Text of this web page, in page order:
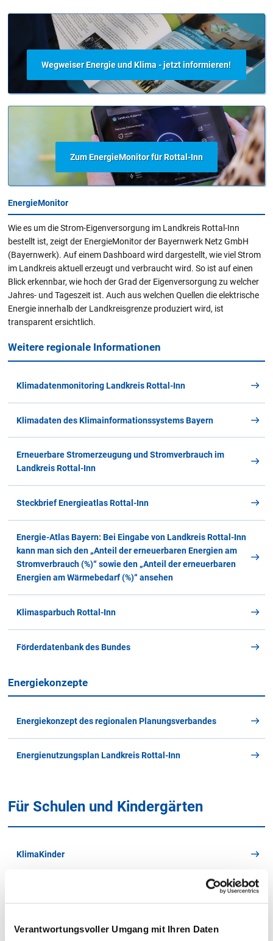
Verantwortungsvoller Umgang mit Ihren Daten
Wegweiser Energie und Klima - jetzt informieren!
Zum EnergieMonitor für Rottal-Inn
EnergieMonitor
Wie es um die Strom-Eigenversorgung im Landkreis Rottal-Inn
bestellt ist, zeigt der EnergieMonitor der Bayernwerk Netz GmbH
(Bayernwerk). Auf einem Dashboard wird dargestellt, wie viel Strom
im Landkreis aktuell erzeugt und verbraucht wird. So ist auf einen
Blick erkennbar, wie hoch der Grad der Eigenversorgung zu welcher
Jahres- und Tageszeit ist. Auch aus welchen Quellen die elektrische
Energie innerhalb der Landkreisgrenze produziert wird, ist
transparent ersichtlich.
Weitere regionale Informationen
Klimadatenmonitoring Landkreis Rottal-Inn
Klimadaten des Klimainformationssystems Bayern
Erneuerbare Stromerzeugung und Stromverbrauch im
Landkreis Rottal-Inn
Steckbrief Energieatlas Rottal-Inn
Energie-Atlas Bayern: Bei Eingabe von Landkreis Rottal-Inn
kann man sich den „Anteil der erneuerbaren Energien am
Stromverbrauch (%)“ sowie den „Anteil der erneuerbaren
Energien am Wärmebedarf (%)“ ansehen
Klimasparbuch Rottal-Inn
Förderdatenbank des Bundes
Energiekonzepte
Energiekonzept des regionalen Planungsverbandes
Energienutzungsplan Landkreis Rottal-Inn
Für Schulen und Kindergärten
KlimaKinder
Klima-Check Rottal-Inn als ergänzendes Lernmaterial
(Inhalte werden laufend angepasst)
"Ramadama" zum World Cleanup Day 2025